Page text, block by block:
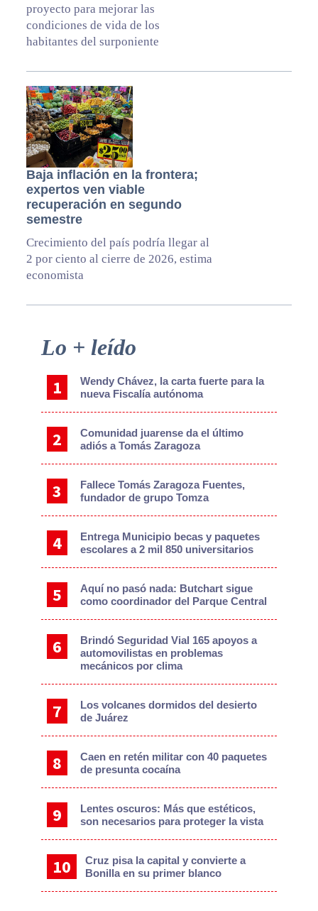
proyecto para mejorar las
condiciones de vida de los
habitantes del surponiente
Baja inflación en la frontera;
expertos ven viable
recuperación en segundo
semestre
Crecimiento del país podría llegar al
2 por ciento al cierre de 2026, estima
economista
Primary
Sidebar
Lo + leído
Wendy Chávez, la carta fuerte para la
nueva Fiscalía autónoma
Comunidad juarense da el último
adiós a Tomás Zaragoza
Fallece Tomás Zaragoza Fuentes,
fundador de grupo Tomza
Entrega Municipio becas y paquetes
escolares a 2 mil 850 universitarios
Aquí no pasó nada: Butchart sigue
como coordinador del Parque Central
Brindó Seguridad Vial 165 apoyos a
automovilistas en problemas
mecánicos por clima
Los volcanes dormidos del desierto
de Juárez
Caen en retén militar con 40 paquetes
de presunta cocaína
Lentes oscuros: Más que estéticos,
son necesarios para proteger la vista
Cruz pisa la capital y convierte a
Bonilla en su primer blanco